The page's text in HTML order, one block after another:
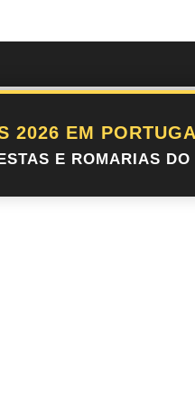
2026 EM
E ROMARIAS DO